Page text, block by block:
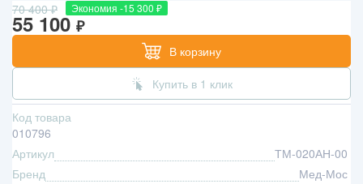
70 400₽ Экономия -15 300 ₽
55 100 ₽
В корзину
Купить в 1 клик
Код товара
010796
Артикул
ТМ-020АН-00
Бренд
Мед-Мос